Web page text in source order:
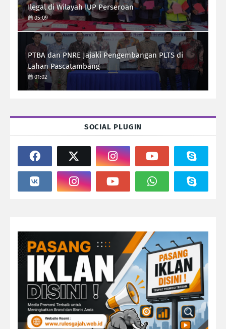
Ilegal di Wilayah IUP Perseroan
05:09
PTBA dan PNRE Jajaki Pengembangan PLTS di
Lahan Pascatambang
01:02
SOCIAL PLUGIN